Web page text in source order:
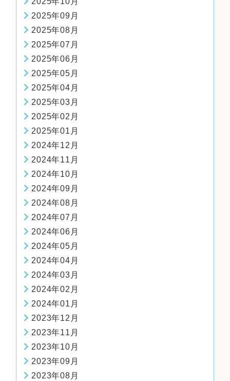
2025年09月
2025年08月
2025年07月
2025年06月
2025年05月
2025年04月
2025年03月
2025年02月
2025年01月
2024年12月
2024年11月
2024年10月
2024年09月
2024年08月
2024年07月
2024年06月
2024年05月
2024年04月
2024年03月
2024年02月
2024年01月
2023年12月
2023年11月
2023年10月
2023年09月
2023年08月